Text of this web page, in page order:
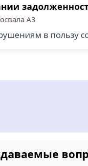
A3
в пользу